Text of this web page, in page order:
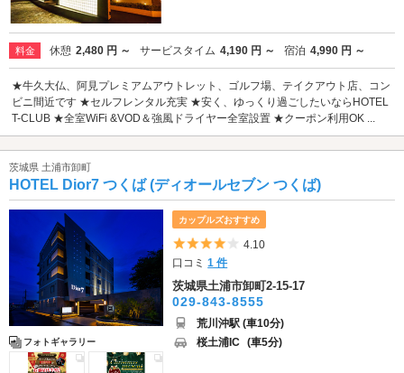
料金 休憩 2,480 円 ～ サービスタイム 4,190 円 ～ 宿泊 4,990 円 ～
★牛久大仏、阿見プレミアムアウトレット、ゴルフ場、テイクアウト店、コン
ビニ間近です ★セルフレンタル充実 ★安く、ゆっくり過ごしたいならHOTEL
T-CLUB ★全室WiFi &VOD＆強風ドライヤー全室設置 ★クーポン利用OK ...
茨城県 土浦市卸町
HOTEL Dior7 つくば (ディオールセブン つくば)
フォトギャラリー
カップルズおすすめ
5つ星のうち4
4.10
口コミ1 件
茨城県土浦市卸町2-15-17
029-843-8555
荒川沖駅 (車10分)
桜土浦IC (車5分)